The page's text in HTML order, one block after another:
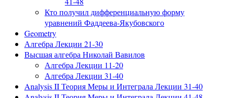
Кто получил дифференциальную форму
уравнений Фаддеева-Якубовского
Geometry
Алгебра Лекции 21-30
Высшая алгебра Николай Вавилов
Алгебра Лекции 11-20
Алгебра Лекции 31-40
Analysis II Теория Меры и Интеграла Лекции 31-40